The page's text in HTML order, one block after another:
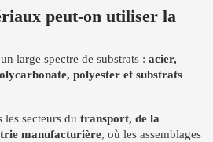
peut-on utiliser la
large spectre de substrats : acier,
polyester et substrats
les secteurs du transport, de la
manufacturière, où les assemblages